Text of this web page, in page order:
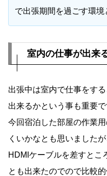
で出張期間を過ごす環境
室内の仕事が出来
出張中は室内で仕事をす
出来るかという事も重要で
今回宿泊した部屋の作業
くいかなとも思いました
HDMIケーブルを差すとこ
とも出来たのでので比較